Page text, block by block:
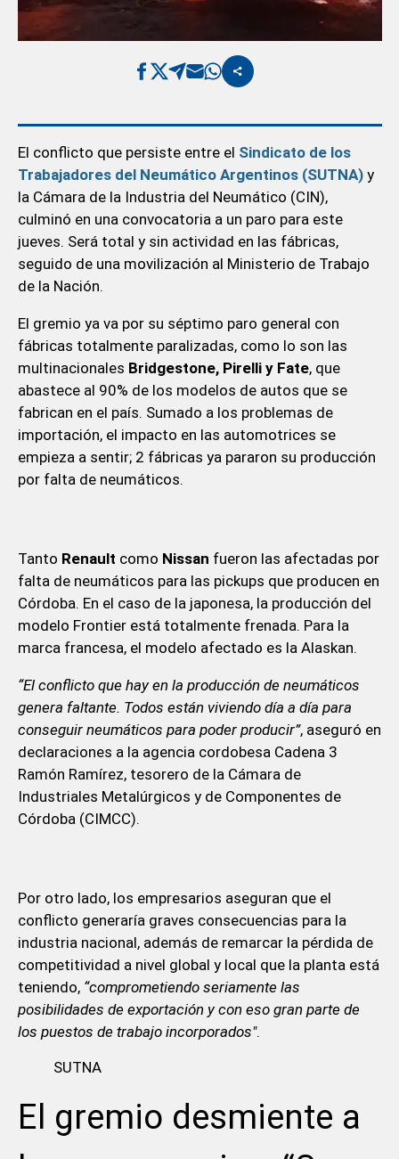
El conflicto que persiste entre el Sindicato de los
Trabajadores del Neumático Argentinos (SUTNA)y
la Cámara de la Industria del Neumático (CIN),
culminó en una convocatoria a un paro para este
jueves. Será total y sin actividad en las fábricas,
seguido de una movilización al Ministerio de Trabajo
de la Nación.
El gremio ya va por su séptimo paro general con
fábricas totalmente paralizadas, como lo son las
multinacionales Bridgestone, Pirelli y Fate, que
abastece al 90% de los modelos de autos que se
fabrican en el país. Sumado a los problemas de
importación, el impacto en las automotrices se
empieza a sentir; 2 fábricas ya pararon su producción
por falta de neumáticos.
Tanto Renault como Nissan fueron las afectadas por
falta de neumáticos para las pickups que producen en
Córdoba. En el caso de la japonesa, la producción del
modelo Frontier está totalmente frenada. Para la
marca francesa, el modelo afectado es la Alaskan.
“El conflicto que hay en la producción de neumáticos
genera faltante. Todos están viviendo día a día para
conseguir neumáticos para poder producir”, aseguró en
declaraciones a la agencia cordobesa Cadena 3
Ramón Ramírez, tesorero de la Cámara de
Industriales Metalúrgicos y de Componentes de
Córdoba (CIMCC).
Por otro lado, los empresarios aseguran que el
conflicto generaría graves consecuencias para la
industria nacional, además de remarcar la pérdida de
competitividad a nivel global y local que la planta está
teniendo, “comprometiendo seriamente las
posibilidades de exportación y con eso gran parte de
los puestos de trabajo incorporados".
SUTNA
El gremio desmiente a